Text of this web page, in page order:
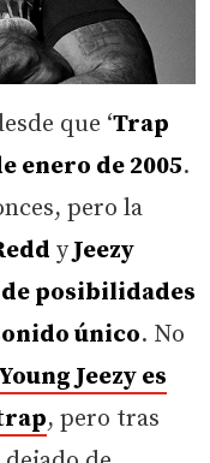
que ‘Trap
enero de 2005.
pero la
yJeezy
posibilidades
único. No
Jeezy es
, pero tras